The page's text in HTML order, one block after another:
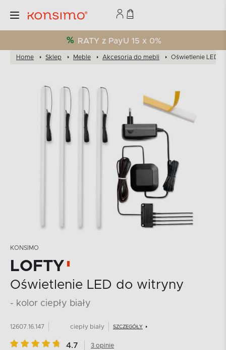
RATY z PayU 15 x 0%
Home Sklep Meble Akcesoria do mebli Oświetlenie LED
KONSIMO
LOFTY
Oświetlenie LED do witryny
- kolor ciepły biały
12607.16.147 ciepły biały SZCZEGÓŁY
4.7 3 opinie